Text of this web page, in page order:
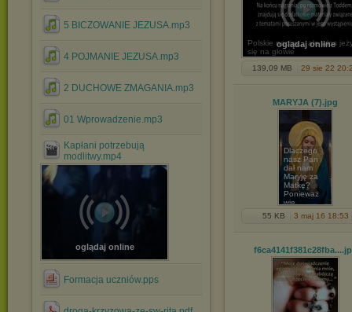
5 BICZOWANIE JEZUSA.mp3
4 POJMANIE JEZUSA.mp3
2 DUCHOWE ZMAGANIA.mp3
01 Wprowadzenie.mp3
Kapłani potrzebują
modlitwy.mp4
oglądaj online
Formacja uczniów.pps
oglądaj online
Polskie napisy... ale włos
się na głowie
139,09 MB
29 sie 22
MARYJA (7).jpg
Dlaczego
nasz Pan
dał nam
Maryję za
Matkę?
Ponieważ
wie ...
55 KB
3 maj 16 18:53
f6ca4141f381c28fba...